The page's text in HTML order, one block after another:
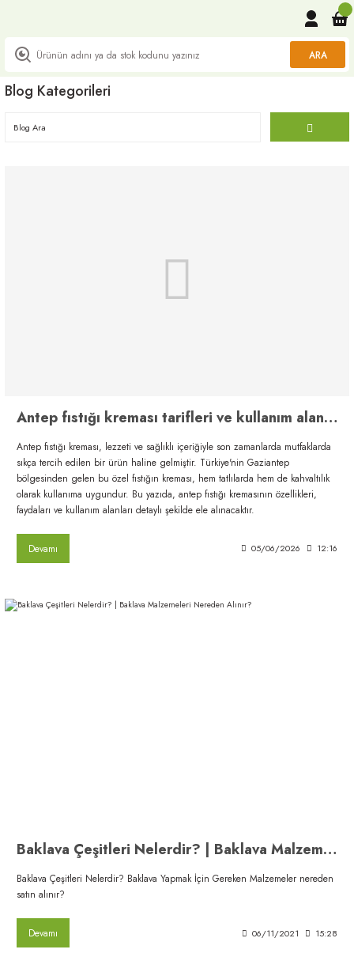
ARA
Blog Kategorileri
Antep fıstığı kreması tarifleri ve kullanım alanları
Antep fıstığı kreması, lezzeti ve sağlıklı içeriğiyle son zamanlarda mutfaklarda
sıkça tercih edilen bir ürün haline gelmiştir. Türkiye'nin Gaziantep
bölgesinden gelen bu özel fıstığın kreması, hem tatlılarda hem de kahvaltılık
olarak kullanıma uygundur. Bu yazıda, antep fıstığı kremasının özellikleri,
faydaları ve kullanım alanları detaylı şekilde ele alınacaktır.
Devamı 05/06/2026 12:16
Baklava Çeşitleri Nelerdir? | Baklava Malzemeleri Nereden Alınır?
Baklava Çeşitleri Nelerdir? Baklava Yapmak İçin Gereken Malzemeler nereden
satın alınır?
Devamı 06/11/2021 15:28